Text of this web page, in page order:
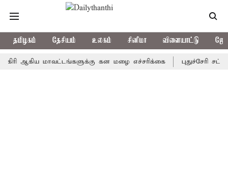
தமிழகம் தேசியம் உலகம் சினிமா விளையாட்டு
மாவட்டங்களுக்கு கன மழை எச்சரிக்கை புதுச்சேரி